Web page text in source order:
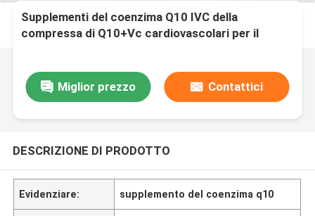
Supplementi del coenzima Q10 IVC della
compressa di Q10+Vc cardiovascolari per il
Miglior prezzo Contattici
DESCRIZIONE DI PRODOTTO
Evidenziare: supplemento del coenzima q10